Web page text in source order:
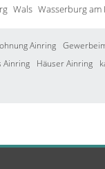
Wals Wasserburg am
Ainring
Ainring Häuser Ainring